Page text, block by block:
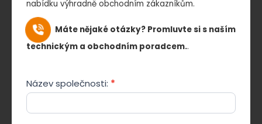
nabídku výhradně obchodním zákazníkům.
Máte nějaké otázky? Promluvte si s naším
technickým a obchodním poradcem..
(CS)
FZ
NA
Název společnosti: *